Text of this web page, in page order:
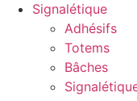
Signalétique
Adhésifs
Totems
Bâches